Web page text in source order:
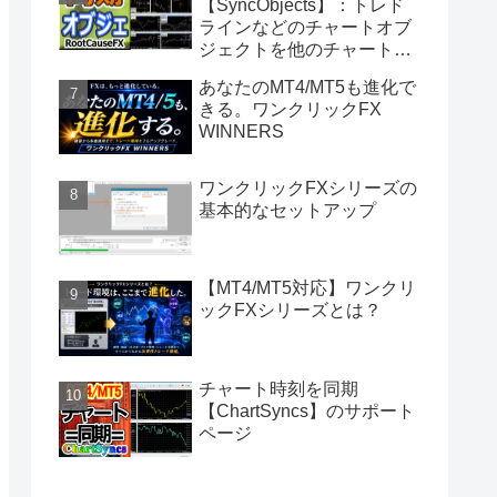
【SyncObjects】：トレド
ラインなどのチャートオブ
ジェクトを他のチャートに
あなたのMT4/MT5も進化で
きる。ワンクリックFX
WINNERS
ワンクリックFXシリーズの
基本的なセットアップ
【MT4/MT5対応】ワンクリ
ックFXシリーズとは？
チャート時刻を同期
【ChartSyncs】のサポート
ページ